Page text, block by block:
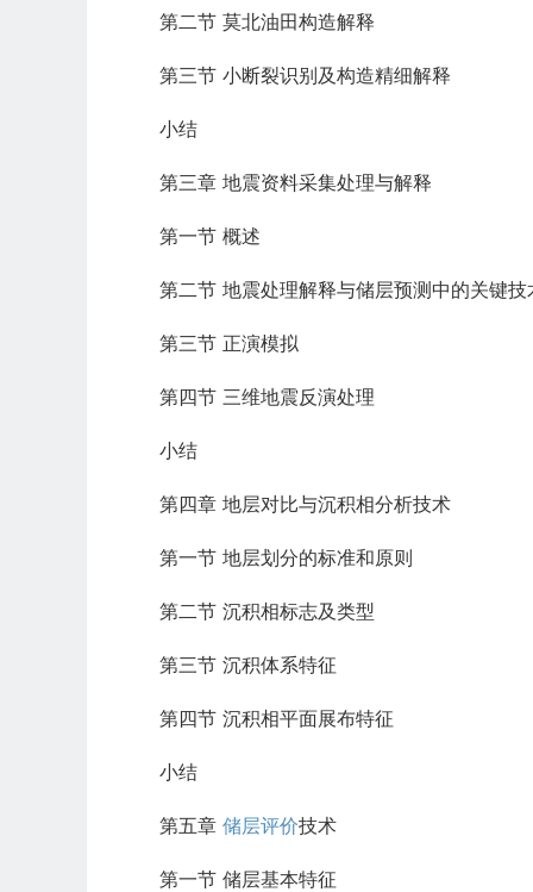
第二节 莫北油田构造解释
第三节 小断裂识别及构造精细解释
小结
第三章 地震资料采集处理与解释
第一节 概述
第二节 地震处理解释与储层预测中的关键技
第三节 正演模拟
第四节 三维地震反演处理
小结
第四章 地层对比与沉积相分析技术
第一节 地层划分的标准和原则
第二节 沉积相标志及类型
第三节 沉积体系特征
第四节 沉积相平面展布特征
小结
第五章 储层评价技术
第一节 储层基本特征